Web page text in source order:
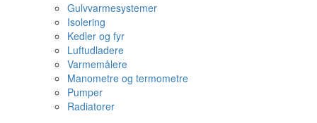
Gulvvarmesystemer
Isolering
Kedler og fyr
Luftudladere
Varmemålere
Manometre og termometre
Pumper
Radiatorer